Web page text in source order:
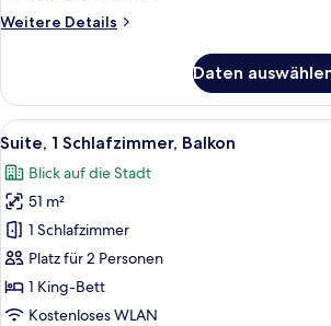
Weitere Details
Weitere
1
Schlafzimmer,
Balkon
Daten
Alle
Fotos
für
Suite,
Schlafzimmer,
Balkon
anzeigen
Blick auf
10
Suite, 1 Schlafzimmer, Balkon
Blick auf die Stadt
51 m²
1 Schlafzimmer
Platz für 2 Personen
1 King-Bett
Kostenloses WLAN